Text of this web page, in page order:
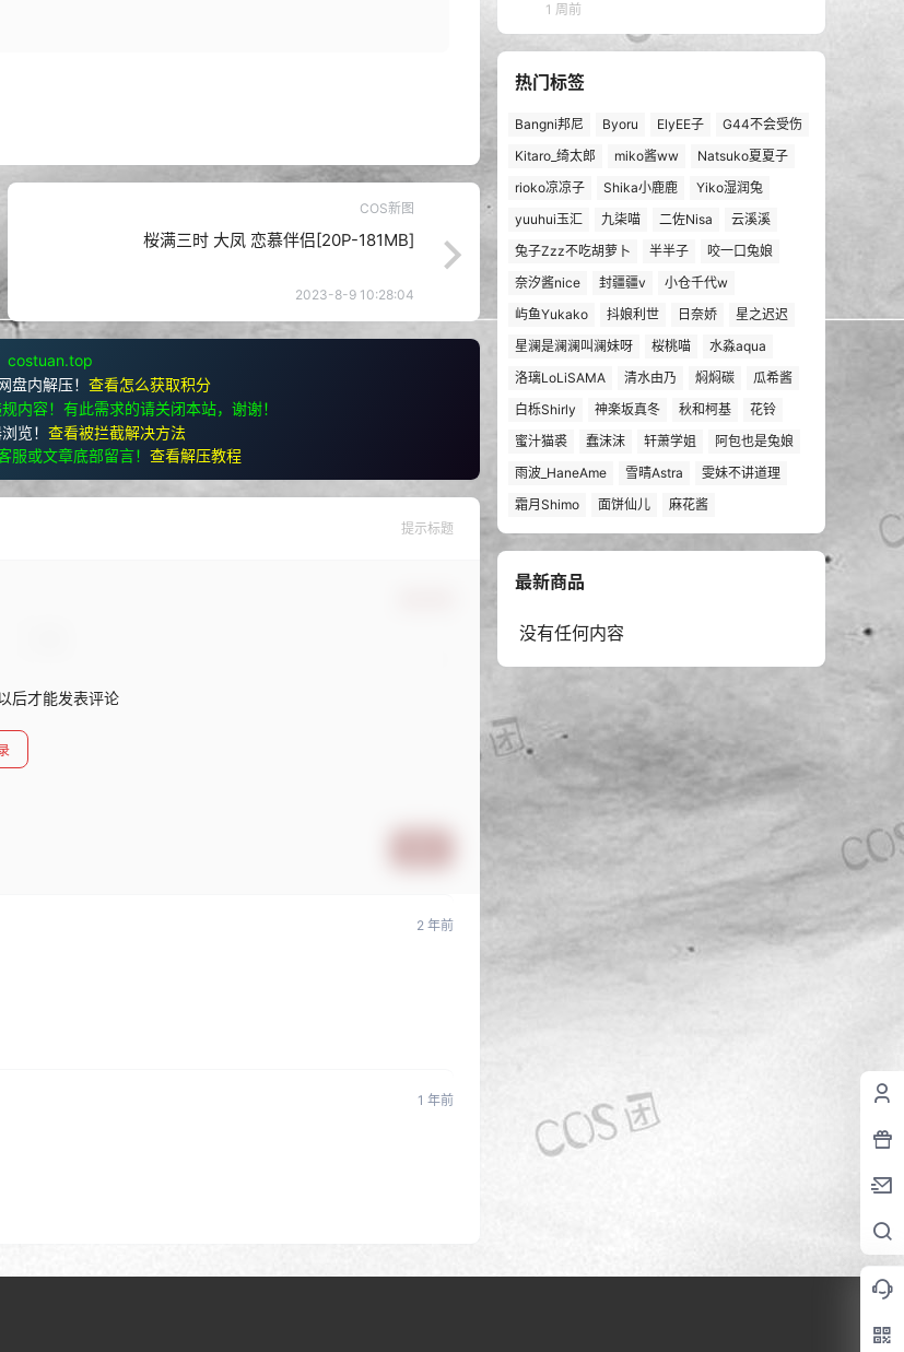
COS新图
桜满三时 大凤 恋慕伴侣[20P-181MB]
2023-8-9 10:28:04
costuan.top
盘内解压！ 查看怎么获取积分
内容！有此需求的请关闭本站，谢谢！
览！ 查看被拦截解决方法
或文章底部留言！ 查看解压教程
提示标题
后才能发表评论
2 年前
1 年前
1 周前
热门标签
Bangni邦尼 Byoru ElyEE子
G44不会受伤
Kitaro_绮太郎
miko酱ww
Natsuko夏夏子
rioko凉凉子
Shika小鹿鹿
Yiko湿润兔
yuuhui玉汇
九柒喵 二佐Nisa
云溪溪
兔子Zzz不吃胡萝卜
半半子
咬一口兔娘
奈汐酱nice
封疆疆v
小仓千代w
屿鱼Yukako
抖娘利世 日奈娇
星之迟迟
星澜是澜澜叫澜妹呀
桜桃喵
水淼aqua
洛璃LoLiSAMA
清水由乃 焖焖碳
瓜希酱
白栎Shirly
神楽坂真冬 秋和柯基
花铃
蜜汁猫裘
蠢沫沫 轩萧学姐
阿包也是兔娘
雨波_HaneAme
雪晴Astra
雯妹不讲道理
霜月Shimo
面饼仙儿 麻花酱
最新商品
没有任何内容